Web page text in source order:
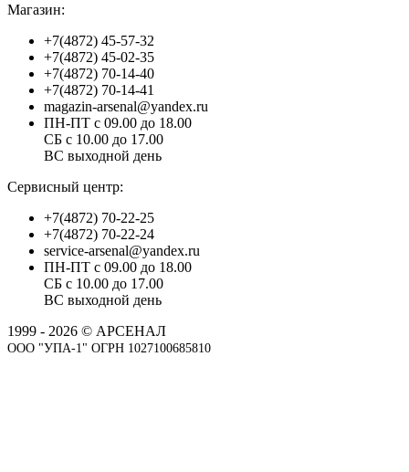
Магазин:
+7(4872) 45-57-32
+7(4872) 45-02-35
+7(4872) 70-14-40
+7(4872) 70-14-41
magazin-arsenal@yandex.ru
ПН-ПТ с 09.00 до 18.00
СБ с 10.00 до 17.00
ВС выходной день
Сервисный центр:
+7(4872) 70-22-25
+7(4872) 70-22-24
service-arsenal@yandex.ru
ПН-ПТ с 09.00 до 18.00
СБ с 10.00 до 17.00
ВС выходной день
1999 - 2026 © АРСЕНАЛ
ООО "УПА-1" ОГРН 1027100685810